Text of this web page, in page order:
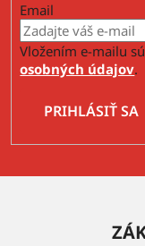
Email
Vložením e-mailu
osobných údajov.
PRIHLÁSIŤ SA